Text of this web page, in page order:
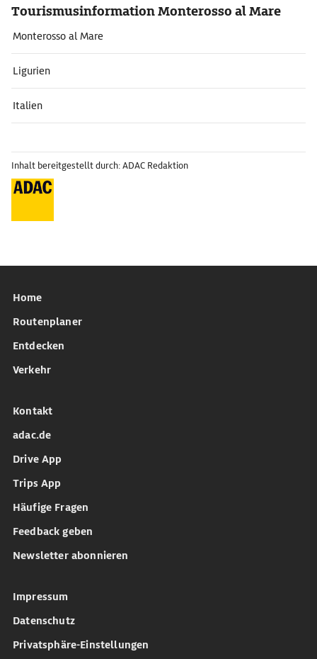
Tourismusinformation Monterosso al Mare
Monterosso al Mare
Ligurien
Italien
Inhalt bereitgestellt durch: ADAC Redaktion
Home
Routenplaner
Entdecken
Verkehr
Kontakt
adac.de
Drive App
Trips App
Häufige Fragen
Feedback geben
Newsletter abonnieren
Impressum
Datenschutz
Privatsphäre-Einstellungen